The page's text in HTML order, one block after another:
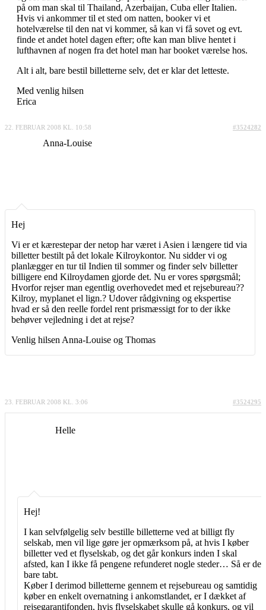
på om man skal til Thailand, Azerbaijan, Cuba eller Italien.
Hvis vi ankommer til et sted om natten, booker vi et
hotelværelse til den nat vi kommer, så kan vi få sovet og evt.
finde et andet hotel dagen efter; ofte kan man blive hentet i
lufthavnen af nogen fra det hotel man har booket værelse hos.
Alt i alt, bare bestil billetterne selv, det er klar det letteste.
Med venlig hilsen
Erica
22. FEBRUAR 2008 KL. 10:58 #3524282
Anna-Louise
Hej
Vi er et kærestepar der netop har været i Asien i længere tid via
billetter bestilt på det lokale Kilroykontor. Nu sidder vi og
planlægger en tur til Indien til sommer og finder selv billetter
billigere end Kilroydamen gjorde det. Nu er vores spørgsmål;
Hvorfor rejser man egentlig overhovedet med et rejsebureau??
Kilroy, myplanet el lign.? Udover rådgivning og ekspertise
hvad er så den reelle fordel rent prismæssigt for to der ikke
behøver vejledning i det at rejse?
Venlig hilsen Anna-Louise og Thomas
23. FEBRUAR 2008 KL. 3:06 #3524295
Helle
Hej!
I kan selvfølgelig selv bestille billetterne ved at billigt fly
selskab, men vil lige gøre jer opmærksom på, at hvis I køber
billetter ved et flyselskab, og det går konkurs inden I skal
afsted, kan I ikke få pengene refunderet nogle steder… Så er de
bare tabt.
Køber I derimod billetterne gennem et rejsebureau og samtidig
køber en enkelt overnatning i ankomstlandet, er I dækket af
rejsegarantifonden, hvis flyselskabet skulle gå konkurs, og vil